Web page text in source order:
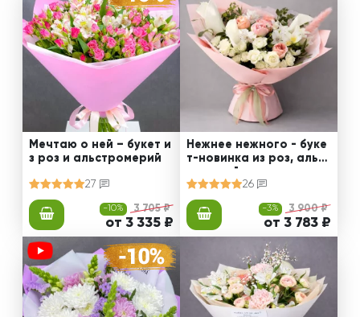
Мечтаю о ней – букет и
з роз и альстромерий
27
-10% 3 705 ₽
от 3 335 ₽
Нежнее нежного - буке
т-новинка из роз, альст
ромерий и калл
26
-3% 3 900 ₽
от 3 783 ₽